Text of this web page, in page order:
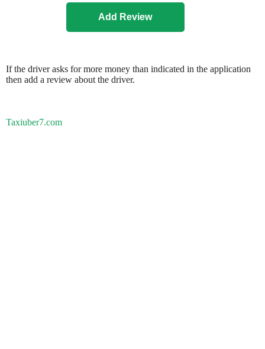
If the driver asks for more money than indicated in the application
then add a review about the driver.
Taxiuber7.com